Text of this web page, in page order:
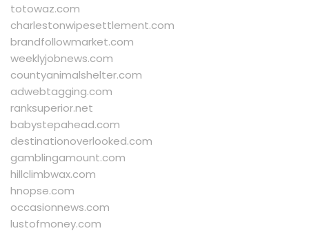
totowaz.com
charlestonwipesettlement.com
brandfollowmarket.com
weeklyjobnews.com
countyanimalshelter.com
adwebtagging.com
ranksuperior.net
babystepahead.com
destinationoverlooked.com
gamblingamount.com
hillclimbwax.com
hnopse.com
occasionnews.com
lustofmoney.com